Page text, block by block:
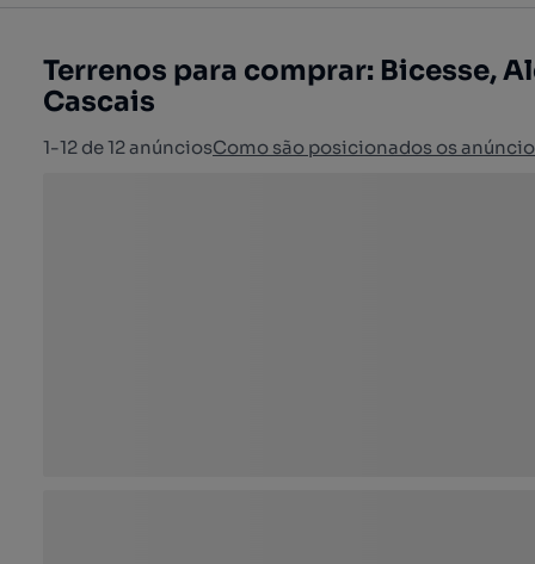
Terrenos para comprar: Bicesse,
Cascais
1-12 de 12 anúnciosComo são posicionados os